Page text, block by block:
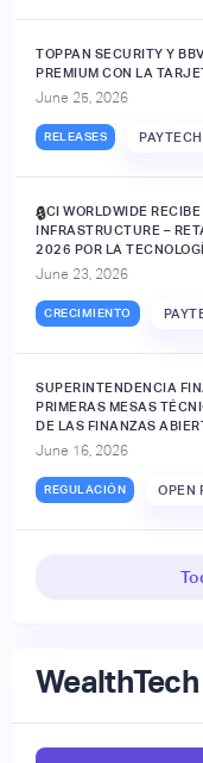
TOPPAN SECURITY Y
PREMIUM CON LA
June 25, 2026
RELEASES
ACI WORLDWIDE
INFRASTRUCTURE –
2026 POR LA
June 23, 2026
CRECIMIENTO
🔒
SUPERINTENDENCIA
PRIMERAS MESAS
DE LAS FINANZAS
June 16, 2026
REGULACIÓN OPEN
WealthTech